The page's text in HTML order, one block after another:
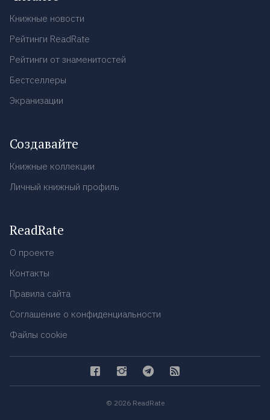
Книжные новости
Рейтинги ReadRate
Рейтинги от знаменитостей
Бестселлеры
Экранизации
Создавайте
Книжные коллекции
Личный книжный профиль
ReadRate
О проекте
Контакты
Правила сайта
Соглашение о конфиденциальности
Файлы cookie
© 2026 ReadRate